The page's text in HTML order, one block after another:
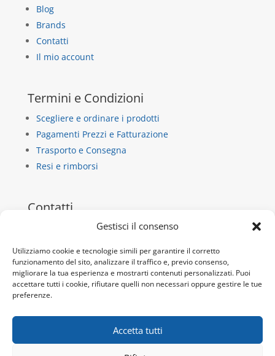
Gestisci il consenso
Utilizziamo cookie e tecnologie simili per garantire il corretto
funzionamento del sito, analizzare il traffico e, previo consenso,
migliorare la tua esperienza e mostrarti contenuti personalizzati. Puoi
accettare tutti i cookie, rifiutare quelli non necessari oppure gestire le tue
preferenze.
Accetta tutti
Blog
Brands
Contatti
Il mio account
Termini e Condizioni
Scegliere e ordinare i prodotti
Pagamenti Prezzi e Fatturazione
Trasporto e Consegna
Resi e rimborsi
Contatti
via dietro castello 13/b
10018 Pavone Canavese
P.IVA 10932920019
Tel:+39 345 9717692
Email:info@lacdc.it